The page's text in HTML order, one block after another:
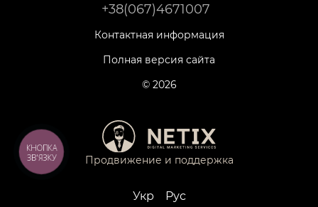
+38(067)4671007
Контактная информация
Полная версия сайта
© 2026
Продвижение и поддержка
Укр Рус
КНОПКА
ЗВ'ЯЗКУ